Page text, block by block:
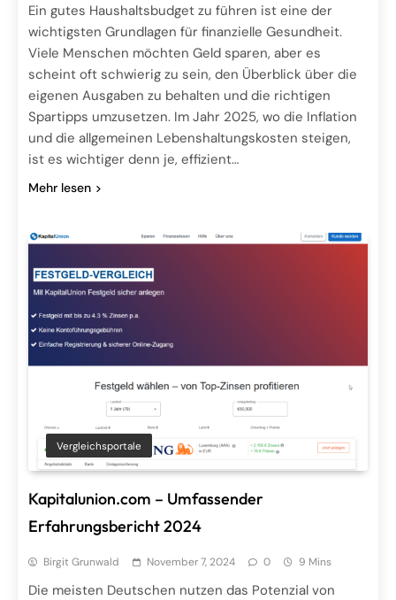
Ein gutes Haushaltsbudget zu führen ist eine der
wichtigsten Grundlagen für finanzielle Gesundheit.
Viele Menschen möchten Geld sparen, aber es
scheint oft schwierig zu sein, den Überblick über die
eigenen Ausgaben zu behalten und die richtigen
Spartipps umzusetzen. Im Jahr 2025, wo die Inflation
und die allgemeinen Lebenshaltungskosten steigen,
ist es wichtiger denn je, effizient…
Mehr lesen
Vergleichsportale
Kapitalunion.com – Umfassender
Erfahrungsbericht 2024
Birgit Grunwald November 7, 2024 0 9 Mins
Die meisten Deutschen nutzen das Potenzial von